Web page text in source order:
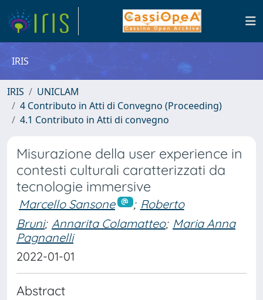
IRIS
IRIS
UNICLAM
4 Contributo in Atti di Convegno (Proceeding)
4.1 Contributo in Atti di convegno
Misurazione della user experience in
contesti culturali caratterizzati da
tecnologie immersive
Marcello Sansone ; Roberto
Bruni; Annarita Colamatteo; Maria Anna
Pagnanelli
2022-01-01
Abstract